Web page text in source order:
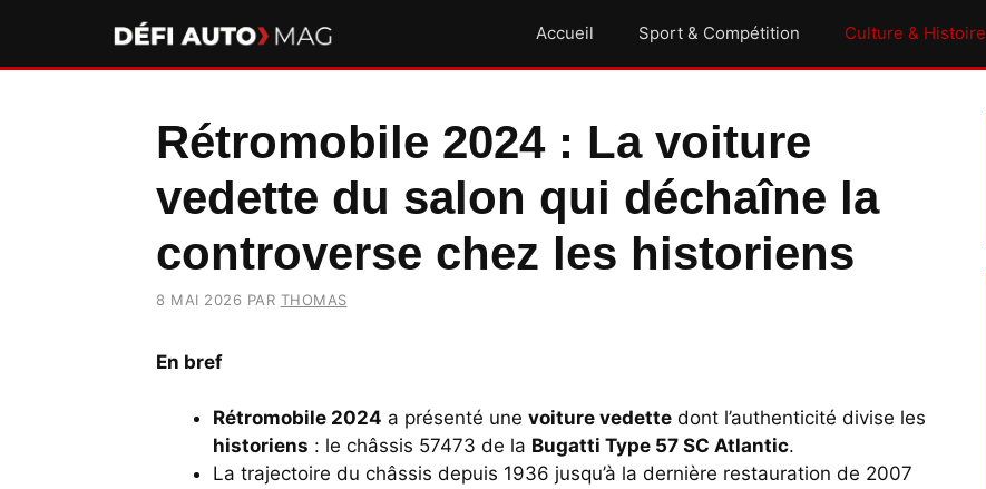
contenu
Accueil Sport & Compétition Culture & Histoire
Rétromobile 2024 : La voiture
vedette du salon qui déchaîne la
controverse chez les historiens
8 MAI 2026 PAR THOMAS
En bref
Rétromobile 2024 a présenté une voiture vedette dont l’authenticité divise les
historiens : le châssis 57473 de la Bugatti Type 57 SC Atlantic.
La trajectoire du châssis depuis 1936 jusqu’à la dernière restauration de 2007